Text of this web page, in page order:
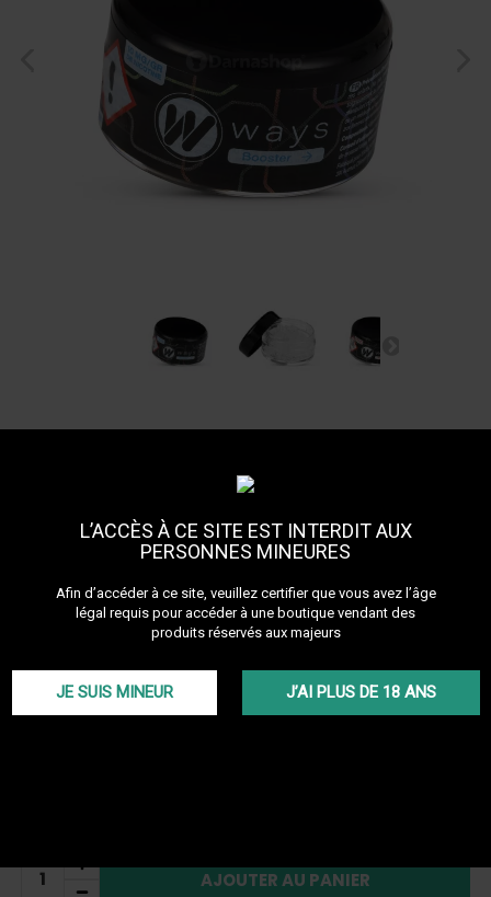
L’ACCÈS À CE SITE EST INTERDIT AUX
PERSONNES MINEURES
Afin d’accéder à ce site, veuillez certifier que vous avez l’âge
légal requis pour accéder à une boutique vendant des
produits réservés aux majeurs
JE SUIS MINEUR J’AI PLUS DE 18 ANS
Découvrir les autres produits de la marque Ways
Le Booster de nicotine WAYS est un additif qui permet de
l'équivalent d'un tabac. Il existe deux nvieau de nicotine: Classique
pour reproduire la force d'un tabac de type Adalya, Al Fakher... et
"Strong" pour reproduire la force d'un tabac noir tel que Tangiers
5,90 €TTC En stock
AJOUTER AU PANIER